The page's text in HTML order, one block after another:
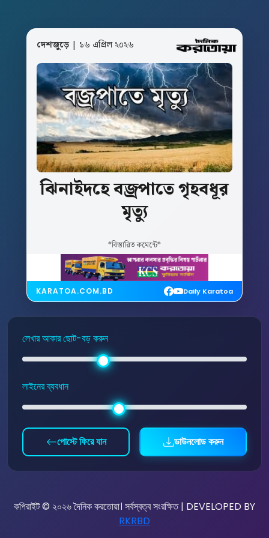
দেশজুড়ে| ১৬ এপ্রিল ২০২৬
ঝিনাইদহেবজ্রপাতেগৃহবধূর
মৃত্যু
*বিস্তারিত কমেন্টে*
KARATOA.COM.BD Daily Karatoa
লেখার আকার ছোট-বড় করুন
লাইনের ব্যবধান
পোস্টে ফিরে যান ডাউনলোড করুন
কপিরাইট © ২০২৬ দৈনিক করতোয়া। সর্বস্বত্ব সংরক্ষিত | DEVELOPED BY
RKRBD